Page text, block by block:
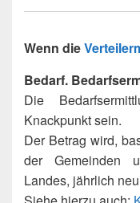
Wenn die
Bedarf.
Die
Knackpunkt sein.
Der Betrag wird,
der Gemeinden
Landes, jährlich